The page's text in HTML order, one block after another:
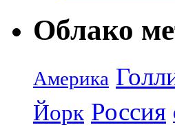
Облако
Америка
Йорк Россия